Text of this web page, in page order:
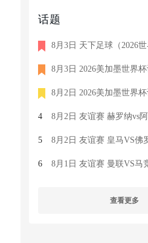
话题
8月3日 天下足球（2026世界杯50大名场面）
8月3日 2026美加墨世界杯记忆MV《Heute
8月2日 2026美加墨世界杯记忆 4K HDR
4 8月2日 友谊赛 赫罗纳vs阿森纳 1080P
5 8月2日 友谊赛 皇马VS佛罗伦萨 1080P Real
6 8月1日 友谊赛 曼联VS马竞 1080P
查看更多